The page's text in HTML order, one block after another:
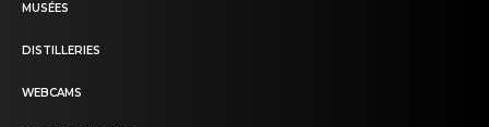
MUSÉES
DISTILLERIES
WEBCAMS